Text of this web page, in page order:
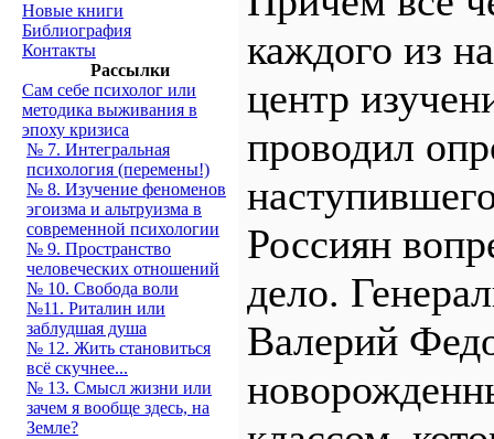
Новые книги
Библиография
Контакты
Рассылки
Сам себе психолог или
методика выживания в
эпоху кризиса
№ 7. Интегральная
психология (перемены!)
№ 8. Изучение феноменов
эгоизма и альтруизма в
современной психологии
№ 9. Пространство
человеческих отношений
№ 10. Свобода воли
№11. Риталин или
заблудшая душа
№ 12. Жить становиться
всё скучнее...
№ 13. Смысл жизни или
зачем я вообще здесь, на
Земле?
каждого из
центр
проводил
Россиян
дело.
Валерий